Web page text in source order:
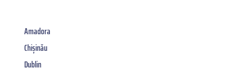
Amadora
Chișinău
Dublin